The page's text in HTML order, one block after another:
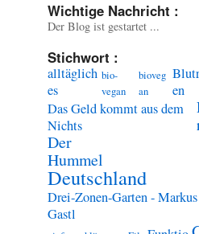
Wichtige Nachricht :
Der Blog ist gestartet ...
Stichwort :
alltäglich
es
bio-
vegan
bioveg
an
en
Das Geld kommt aus dem
Nichts
Der
Hummel
Deutschland
Drei-Zonen-Garten - Markus
Gastl